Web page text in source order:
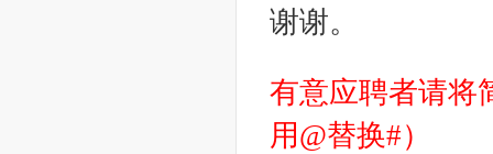
谢谢。
有意应聘者请将
用@替换#）